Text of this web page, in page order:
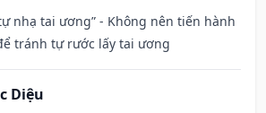
nhạ tai ương” - Không nên tiến hành
tránh tự rước lấy tai ương
Diệu